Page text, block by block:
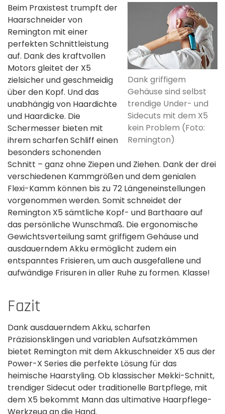
Dank griffigem
Gehäuse sind selbst
trendige Under- und
Sidecuts mit dem X5
kein Problem (Foto:
Remington)
Beim Praxistest trumpft der
Haarschneider von
Remington mit einer
perfekten Schnittleistung
auf. Dank des kraftvollen
Motors gleitet der X5
zielsicher und geschmeidig
über den Kopf. Und das
unabhängig von Haardichte
und Haardicke. Die
Schermesser bieten mit
ihrem scharfen Schliff einen
besonders schonenden
Schnitt – ganz ohne Ziepen und Ziehen. Dank der drei
verschiedenen Kammgrößen und dem genialen
Flexi-Kamm können bis zu 72 Längeneinstellungen
vorgenommen werden. Somit schneidet der
Remington X5 sämtliche Kopf- und Barthaare auf
das persönliche Wunschmaß. Die ergonomische
Gewichtsverteilung samt griffigem Gehäuse und
ausdauerndem Akku ermöglicht zudem ein
entspanntes Frisieren, um auch ausgefallene und
aufwändige Frisuren in aller Ruhe zu formen. Klasse!
Fazit
Dank ausdauerndem Akku, scharfen
Präzisionsklingen und variablen Aufsatzkämmen
bietet Remington mit dem Akkuschneider X5 aus der
Power-X Series die perfekte Lösung für das
heimische Haarstyling. Ob klassischer Mekki-Schnitt,
trendiger Sidecut oder traditionelle Bartpflege, mit
dem X5 bekommt Mann das ultimative Haarpflege-